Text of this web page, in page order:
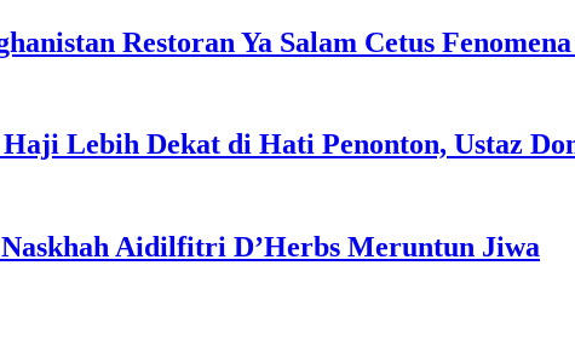
Restoran Ya Salam Cetus
Lebih Dekat di Hati Penonton, Ustaz
Naskhah Aidilfitri D’Herbs Meruntun Jiwa